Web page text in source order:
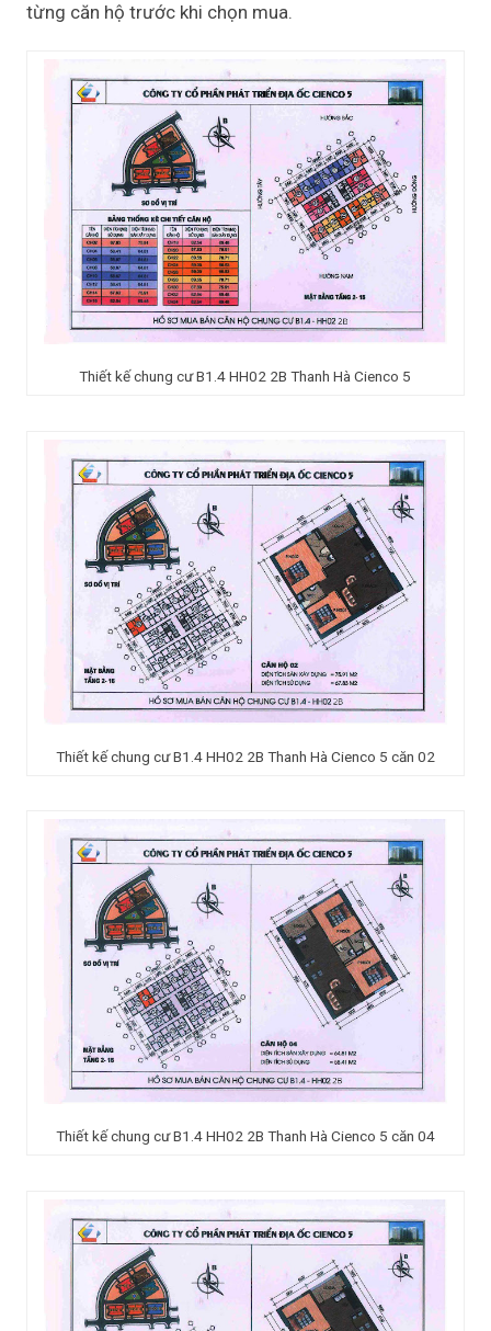
từng căn hộ trước khi chọn mua.
Thiết kế chung cư B1.4 HH02 2B Thanh Hà Cienco 5
Thiết kế chung cư B1.4 HH02 2B Thanh Hà Cienco 5 căn 02
Thiết kế chung cư B1.4 HH02 2B Thanh Hà Cienco 5 căn 04